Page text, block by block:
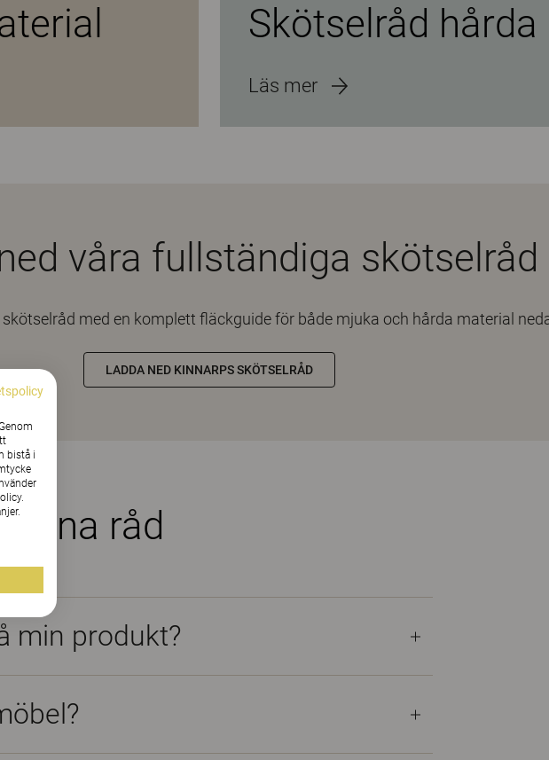
Skötselråd hårda
Läs mer
våra fullständiga skötselråd
med en komplett fläckguide för både mjuka och hårda material
LADDA NED KINNARPS SKÖTSELRÅD
råd
min produkt?
bistå i